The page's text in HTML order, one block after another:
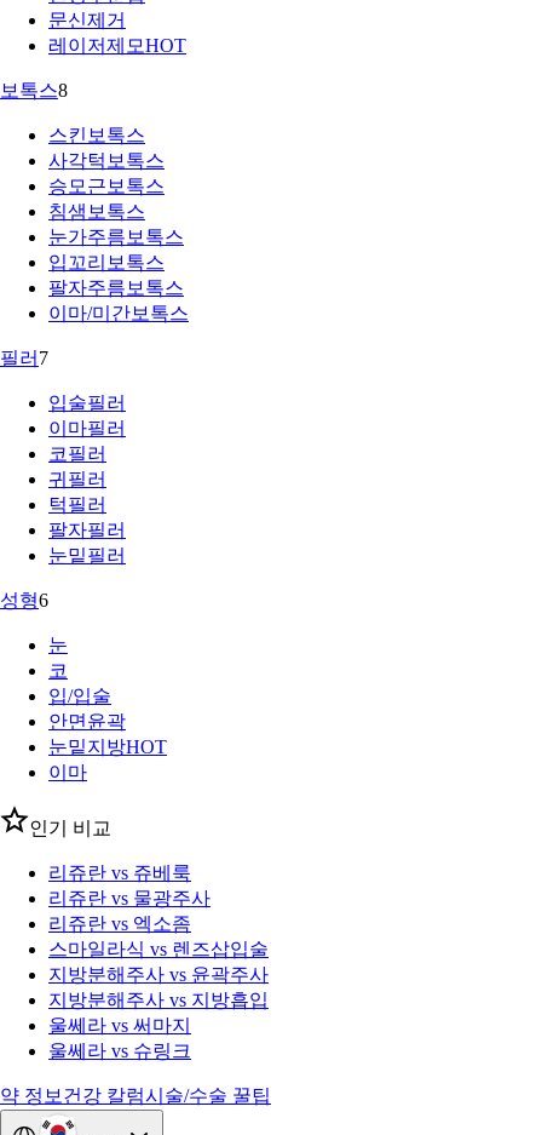
문신제거
레이저제모HOT
보톡스8
스킨보톡스
사각턱보톡스
승모근보톡스
침샘보톡스
눈가주름보톡스
입꼬리보톡스
팔자주름보톡스
이마/미간보톡스
필러 7
입술필러
이마필러
코필러
귀필러
턱필러
팔자필러
눈밑필러
성형6
눈
코
입/입술
안면윤곽
눈밑지방HOT
이마
인기 비교
리쥬란 vs 쥬베룩
리쥬란 vs 물광주사
리쥬란 vs 엑소좀
스마일라식 vs 렌즈삽입술
지방분해주사 vs 윤곽주사
지방분해주사 vs 지방흡입
울쎄라 vs 써마지
울쎄라 vs 슈링크
약 정보 건강 칼럼시술/수술 꿀팁